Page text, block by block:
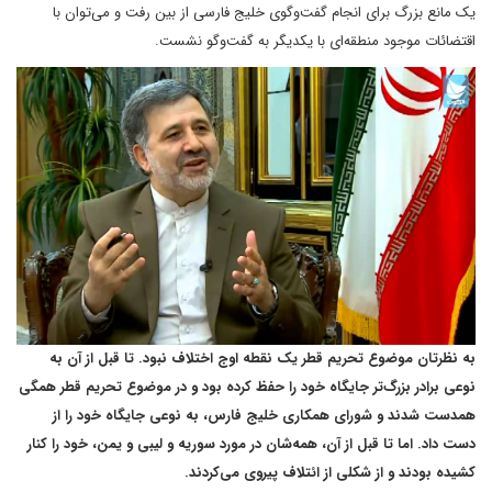
یک مانع بزرگ برای انجام گفت‌وگوی خلیج فارسی از بین رفت و می‌توان با
اقتضائات موجود منطقه‌ای با یکدیگر به گفت‌وگو نشست.
به نظرتان موضوع تحریم قطر یک نقطه اوج اختلاف نبود. تا قبل از آن به
نوعی برادر بزرگ‌تر جایگاه خود را حفظ کرده بود و در موضوع تحریم قطر همگی
همدست شدند و شورای همکاری خلیج فارس، به نوعی جایگاه خود را از
دست داد. اما تا قبل از آن، همه‌شان در مورد سوریه و لیبی و یمن، خود را کنار
کشیده بودند و از شکلی از ائتلاف پیروی می‌کردند.